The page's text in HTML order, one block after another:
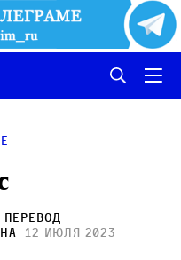
. Перевод
12 июля 2023